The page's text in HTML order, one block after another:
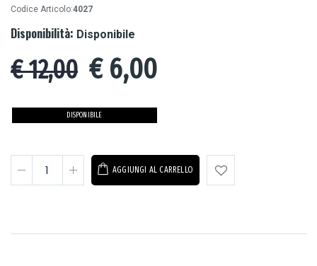
Codice Articolo:4027
Disponibilità: Disponibile
€ 12,00 € 6,00
DISPONIBILE
AGGIUNGI AL CARRELLO